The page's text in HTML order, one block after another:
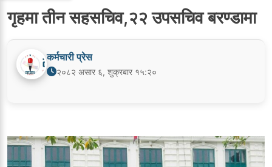
गृहमा तीन सहसचिव,२२ उपसचिव बरण्डामा
कर्मचारी प्रेस
२०८२ असार ६, शुक्रबार १५:२०